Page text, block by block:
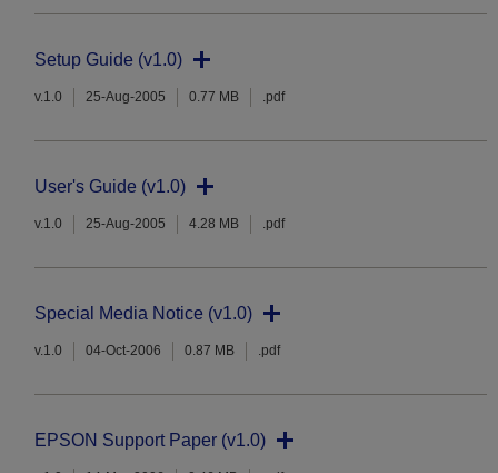
Setup Guide (v1.0)
v.1.0 25-Aug-2005 0.77 MB .pdf
User's Guide (v1.0)
v.1.0 25-Aug-2005 4.28 MB .pdf
Special Media Notice (v1.0)
v.1.0 04-Oct-2006 0.87 MB .pdf
EPSON Support Paper (v1.0)